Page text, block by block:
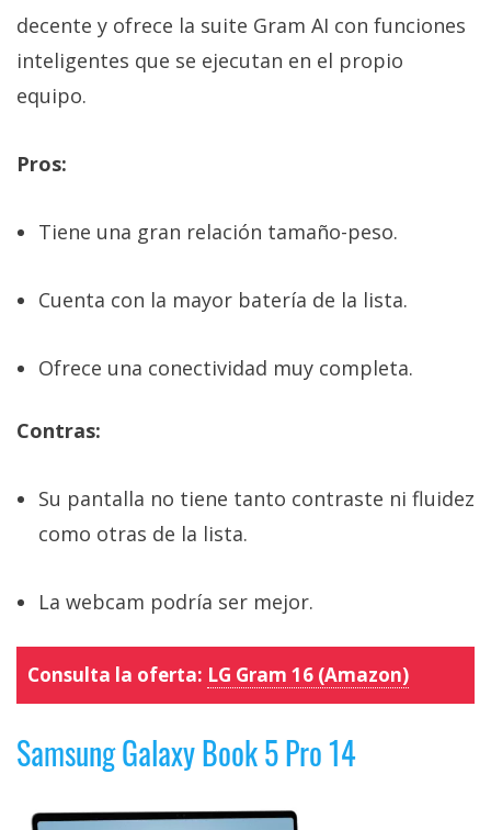
decente y ofrece la suite Gram AI con funciones
inteligentes que se ejecutan en el propio
equipo.
Pros:
Tiene una gran relación tamaño-peso.
Cuenta con la mayor batería de la lista.
Ofrece una conectividad muy completa.
Contras:
Su pantalla no tiene tanto contraste ni fluidez
como otras de la lista.
La webcam podría ser mejor.
Consulta la oferta: LG Gram 16 (Amazon)
Samsung Galaxy Book 5 Pro 14